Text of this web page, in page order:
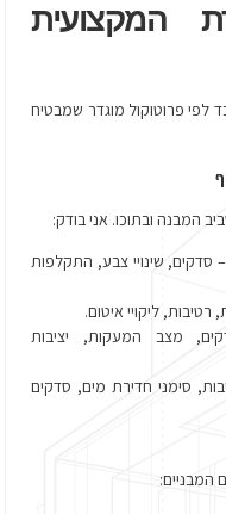
המקצועית
לפי פרוטוקול מוגדר שמבטיח
המבנה ובתוכו. אני בודק:
– סדקים, שינויי צבע, התקלפות
ליקויי איטום.
מצב המעקות, יציבות
סימני חדירת מים, סדקים
המבניים: